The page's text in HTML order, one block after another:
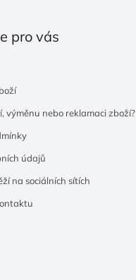
pro vás
výměnu nebo reklamaci zboží?
údajů
na sociálních sítích